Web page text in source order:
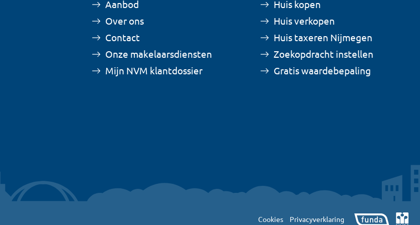
Aanbod
Over ons
Contact
Onze makelaarsdiensten
Mijn NVM klantdossier
Huis kopen
Huis verkopen
Huis taxeren Nijmegen
Zoekopdracht instellen
Gratis waardebepaling
Cookies Privacyverklaring